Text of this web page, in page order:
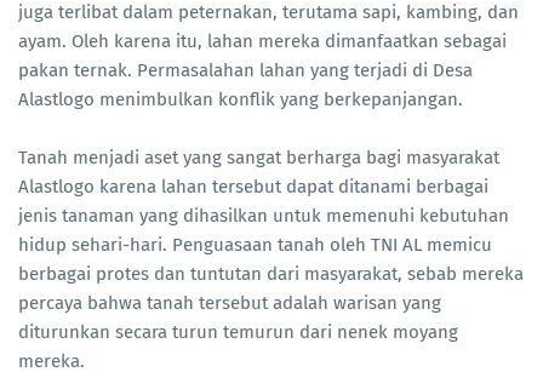
juga terlibat dalam peternakan, terutama sapi, kambing, dan
ayam. Oleh karena itu, lahan mereka dimanfaatkan sebagai
pakan ternak. Permasalahan lahan yang terjadi di Desa
Alastlogo menimbulkan konflik yang berkepanjangan.
Tanah menjadi aset yang sangat berharga bagi masyarakat
Alastlogo karena lahan tersebut dapat ditanami berbagai
jenis tanaman yang dihasilkan untuk memenuhi kebutuhan
hidup sehari-hari. Penguasaan tanah oleh TNI AL memicu
berbagai protes dan tuntutan dari masyarakat, sebab mereka
percaya bahwa tanah tersebut adalah warisan yang
diturunkan secara turun temurun dari nenek moyang
mereka.